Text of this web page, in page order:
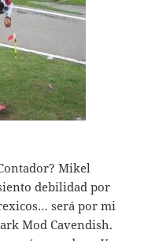
Mikel
debilidad por
será por mi
Mod Cavendish.